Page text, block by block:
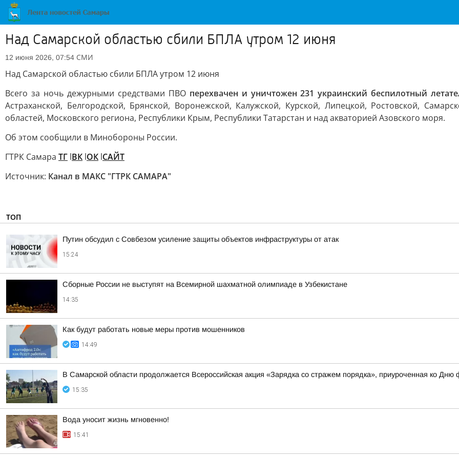
Над Самарской областью сбили БПЛА утром 12 июня
12 июня 2026, 07:54 СМИ
Над Самарской областью сбили БПЛА утром 12 июня
Всего за ночь дежурными средствами ПВО перехвачен и уничтожен 231 украинский беспилотный
Астраханской, Белгородской, Брянской, Воронежской, Калужской, Курской, Липецкой, Ростовской,
областей, Московского региона, Республики Крым, Республики Татарстан и над акваторией Азовского моря.
Об этом сообщили в Минобороны России.
ГТРК Самара ТГ lВК lОК lСАЙТ
Источник: Канал в МАКС "ГТРК САМАРА"
ТОП
Путин обсудил с Совбезом усиление защиты объектов инфраструктуры от атак
15:24
Сборные России не выступят на Всемирной шахматной олимпиаде в Узбекистане
14:35
Как будут работать новые меры против мошенников
14:49
В Самарской области продолжается Всероссийская акция «Зарядка со стражем порядка», приуроченная ко Дню
15:35
Вода уносит жизнь мгновенно!
15:41